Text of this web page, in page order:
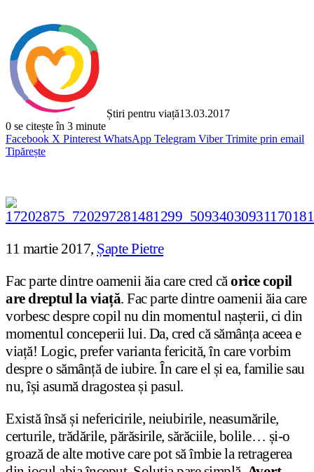
Știri pentru viață13.03.2017
0 se citește în 3 minute
Facebook X Pinterest WhatsApp Telegram Viber Trimite prin email
Tipărește
11 martie 2017, Șapte Pietre
Fac parte dintre oamenii ăia care cred căorice copil
are dreptul la viață. Fac parte dintre oamenii ăia care
vorbesc despre copil nu din momentul nașterii, ci din
momentul conceperii lui. Da, cred că sămânța aceea e
viață! Logic, prefer varianta fericită, în care vorbim
despre o sămânță de iubire. În care el și ea, familie sau
nu, își asumă dragostea și pasul.
Există însă și nefericirile, neiubirile, neasumările,
certurile, trădările, părăsirile, sărăciile, bolile… și-o
groază de alte motive care pot să îmbie la retragerea